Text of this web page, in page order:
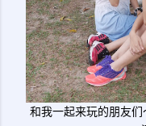
和我一起来玩的朋友